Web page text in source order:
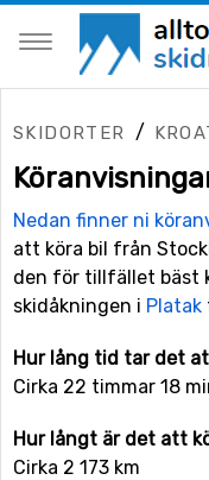
SKIDORTER /
Nedan finner ni
att köra bil från
den för tillfället bäst
skidåkningen i Platak
Hur lång tid tar det
Cirka 22 timmar 18
Hur långt är det att
Cirka 2 173 km